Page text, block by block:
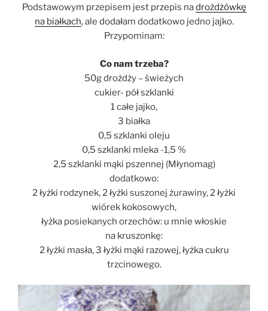
Podstawowym przepisem jest przepis nadrożdżówkę
na białkach, ale dodałam dodatkowo jedno jajko.
Przypominam:
Co nam trzeba?
50g drożdży – świeżych
cukier- pół szklanki
1 całe jajko,
3 białka
0,5 szklanki oleju
0,5 szklanki mleka -1,5 %
2,5 szklanki mąki pszennej (Młynomag)
dodatkowo:
2 łyżki rodzynek, 2 łyżki suszonej żurawiny, 2 łyżki
wiórek kokosowych,
łyżka posiekanych orzechów: u mnie włoskie
na kruszonkę:
2 łyżki masła, 3 łyżki mąki razowej, łyżka cukru
trzcinowego.